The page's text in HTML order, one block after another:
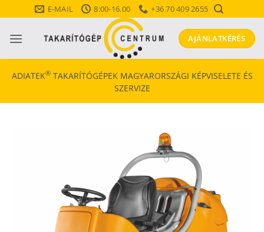
to
content
E-MAIL 8:00-16.00 +36 70 409 2655
AJÁNLATKÉRÉS
ADIATEK®TAKARÍTÓGÉPEK MAGYARORSZÁGI KÉPVISELETE ÉS
SZERVIZE